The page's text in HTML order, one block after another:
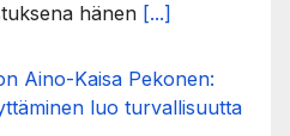
hänen [...]
Aino-Kaisa Pekonen:
luo turvallisuutta